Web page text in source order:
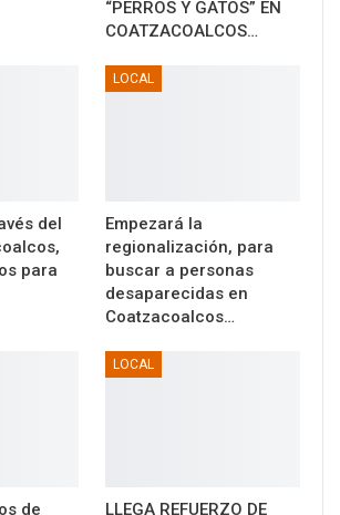
“PERROS Y GATOS” EN
COATZACOALCOS…
del
para
LOCAL
Empezará la
regionalización, para
buscar a personas
desaparecidas en
Coatzacoalcos…
de
LOCAL
LLEGA REFUERZO DE